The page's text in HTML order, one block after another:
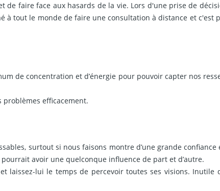
de faire face aux hasards de la vie. Lors d'une prise de
à tout le monde de faire une consultation à distance et
de concentration et d’énergie pour pouvoir capter nos
efficacement.
surtout si nous faisons montre d’une grande
avoir une quelconque influence de part et d’autre.
laissez-lui le temps de percevoir toutes ses visions. Inutile